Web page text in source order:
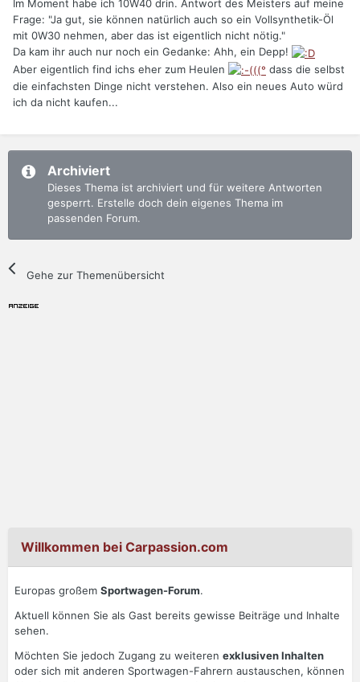
Im Moment habe ich 10W40 drin. Antwort des Meisters auf meine
Frage: "Ja gut, sie können natürlich auch so ein Vollsynthetik-Öl
mit 0W30 nehmen, aber das ist eigentlich nicht nötig."
Da kam ihr auch nur noch ein Gedanke: Ahh, ein Depp!
Aber eigentlich find ichs eher zum Heulen
dass die selbst
die einfachsten Dinge nicht verstehen. Also ein neues Auto würd
ich da nicht kaufen...
Archiviert
Dieses Thema ist archiviert und für weitere Antworten
gesperrt. Erstelle doch dein eigenes Thema im
passenden Forum.
Gehe zur Themenübersicht
Willkommen bei Carpassion.com
Europas großem Sportwagen-Forum.
Aktuell können Sie als Gast bereits gewisse Beiträge und Inhalte
sehen.
Möchten Sie jedoch Zugang zu weiteren exklusiven Inhalten
oder sich mit anderen Sportwagen-Fahrern austauschen, können